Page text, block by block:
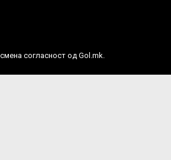
согласност од Gol.mk.